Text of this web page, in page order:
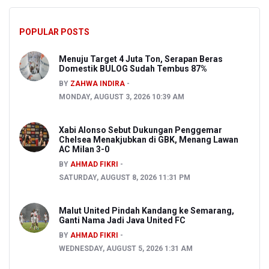
POPULAR POSTS
Menuju Target 4 Juta Ton, Serapan Beras
Domestik BULOG Sudah Tembus 87%
BY ZAHWA INDIRA
MONDAY, AUGUST 3, 2026 10:39 AM
Xabi Alonso Sebut Dukungan Penggemar
Chelsea Menakjubkan di GBK, Menang Lawan
AC Milan 3-0
BY AHMAD FIKRI
SATURDAY, AUGUST 8, 2026 11:31 PM
Malut United Pindah Kandang ke Semarang,
Ganti Nama Jadi Java United FC
BY AHMAD FIKRI
WEDNESDAY, AUGUST 5, 2026 1:31 AM